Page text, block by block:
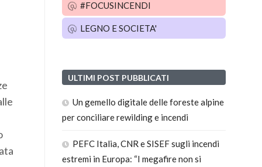
#FOCUSINCENDI
LEGNO E SOCIETA'
ULTIMI POST PUBBLICATI
Un gemello digitale delle foreste alpine
per conciliare rewilding e incendi
PEFC Italia, CNR e SISEF sugli incendi
estremi in Europa: “I megafire non si